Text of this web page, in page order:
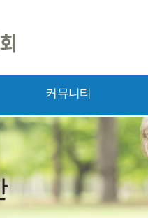
커뮤니티